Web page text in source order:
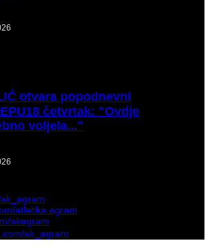
otvara popodnevni
četvrtak: "Ovdje
voljela..."
atletika.agram
akagram
ak_agram